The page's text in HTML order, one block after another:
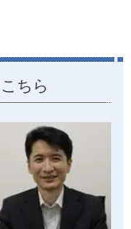
ちら